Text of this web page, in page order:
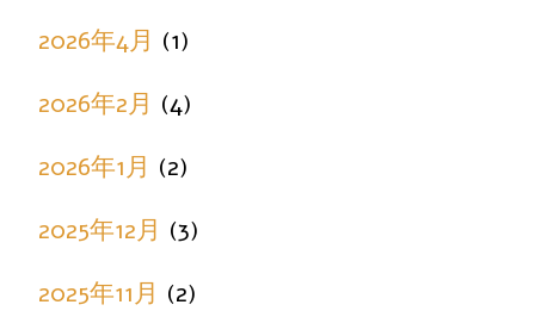
2026年4月 (1)
2026年2月 (4)
2026年1月 (2)
2025年12月 (3)
2025年11月 (2)